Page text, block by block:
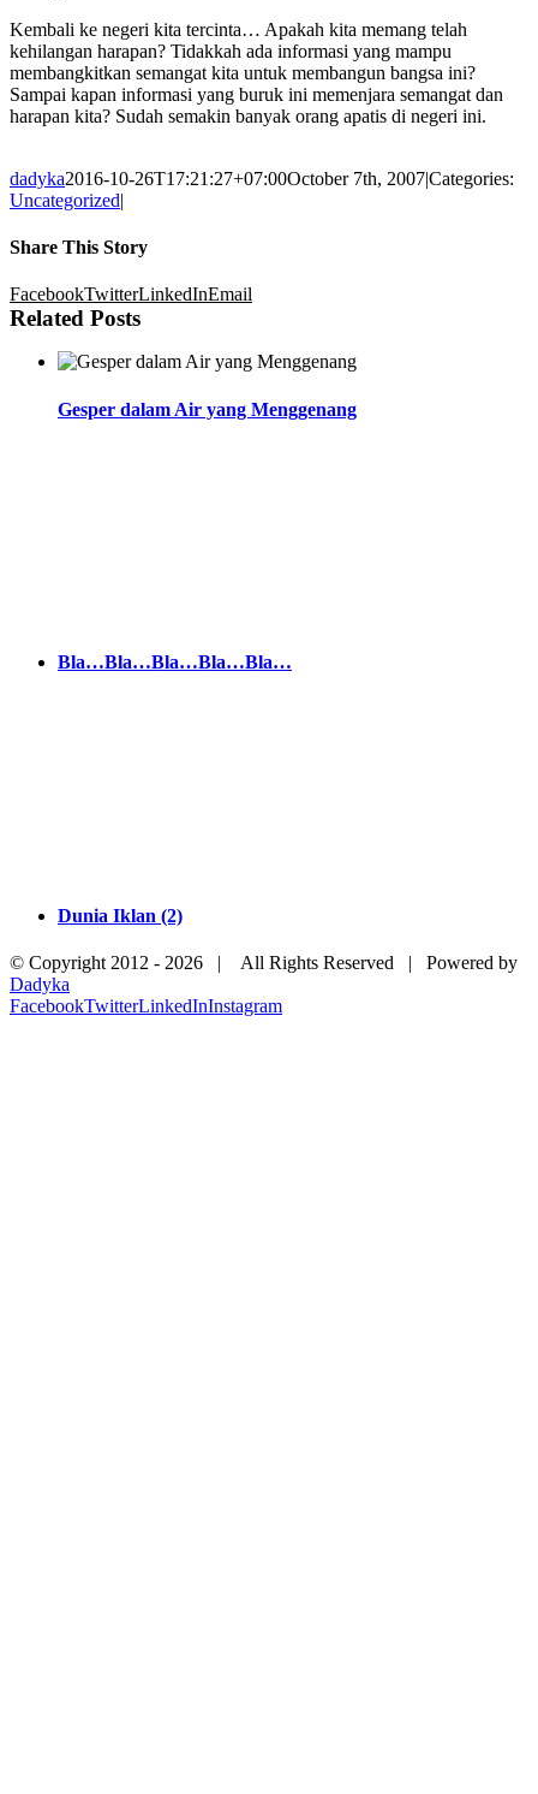
Kembali ke negeri kita tercinta… Apakah kita memang telah
kehilangan harapan? Tidakkah ada informasi yang mampu
membangkitkan semangat kita untuk membangun bangsa ini?
Sampai kapan informasi yang buruk ini memenjara semangat dan
harapan kita? Sudah semakin banyak orang apatis di negeri ini.
dadyka2016-10-26T17:21:27+07:00October 7th, 2007|Categories:
Uncategorized|
Share This Story
FacebookTwitterLinkedInEmail
Related Posts
Gesper dalam Air yang Menggenang
Bla…Bla…Bla…Bla…Bla…
Dunia Iklan (2)
© Copyright 2012 - 2026 | All Rights Reserved | Powered by
Dadyka
FacebookTwitterLinkedInInstagram